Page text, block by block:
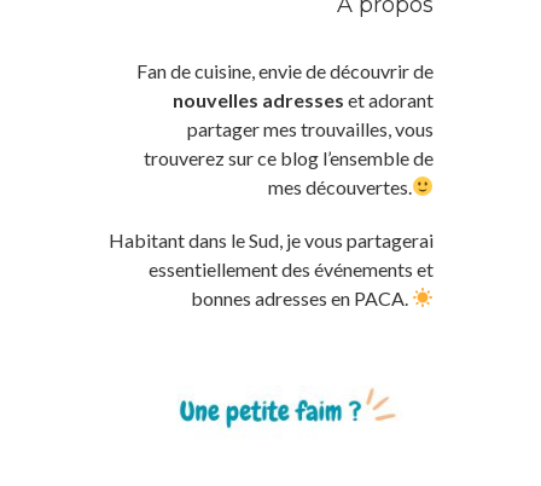
Fan de cuisine, envie de découvrir de
nouvelles adresses et adorant
partager mes trouvailles, vous
trouverez sur ce blog l’ensemble de
mes découvertes.
Habitant dans le Sud, je vous partagerai
essentiellement des événements et
bonnes adresses en PACA.